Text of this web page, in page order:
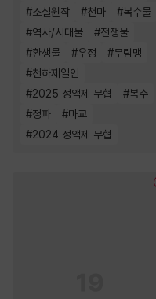
#소설원작 #천마 #복수물
#역사/시대물 #전쟁물
#환생물 #우정 #무림맹
#천하제일인
#2025 정액제 무협 #복수
#정파 #마교
#2024 정액제 무협